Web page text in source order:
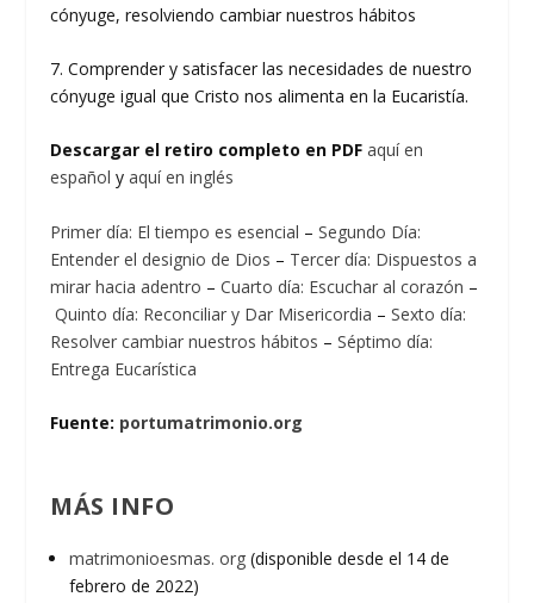
cónyuge, resolviendo cambiar nuestros hábitos
7. Comprender y satisfacer las necesidades de nuestro
cónyuge igual que Cristo nos alimenta en la Eucaristía.
Descargar el retiro completo en PDF aquí en
español yaquí en inglés
Primer día: El tiempo es esencial –Segundo Día:
Entender el designio de Dios – Tercer día: Dispuestos a
mirar hacia adentro –Cuarto día: Escuchar al corazón –
Quinto día: Reconciliar y Dar Misericordia –Sexto día:
Resolver cambiar nuestros hábitos –Séptimo día:
Entrega Eucarística
Fuente: portumatrimonio.org
MÁS INFO
matrimonioesmas. org (disponible desde el 14 de
febrero de 2022)